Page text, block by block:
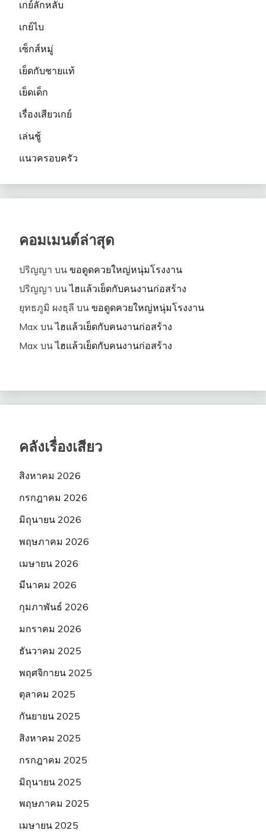
เกย์ลักหลับ
เกย์ไบ
เซ็กส์หมู่
เย็ดกับชายแท้
เย็ดเด็ก
เรื่องเสียวเกย์
เล่นชู้
แนวครอบครัว
คอมเมนต์ล่าสุด
ปริญญา บน ขอดูดควยใหญ่หนุ่มโรงงาน
ปริญญา บนไฮแล้วเย็ดกับคนงานก่อสร้าง
ยุทธภูมิ ผงธุลี บน ขอดูดควยใหญ่หนุ่มโรงงาน
Max บนไฮแล้วเย็ดกับคนงานก่อสร้าง
Max บนไฮแล้วเย็ดกับคนงานก่อสร้าง
คลังเรื่องเสียว
สิงหาคม 2026
กรกฎาคม 2026
มิถุนายน 2026
พฤษภาคม 2026
เมษายน 2026
มีนาคม 2026
กุมภาพันธ์ 2026
มกราคม 2026
ธันวาคม 2025
พฤศจิกายน 2025
ตุลาคม 2025
กันยายน 2025
สิงหาคม 2025
กรกฎาคม 2025
มิถุนายน 2025
พฤษภาคม 2025
เมษายน 2025